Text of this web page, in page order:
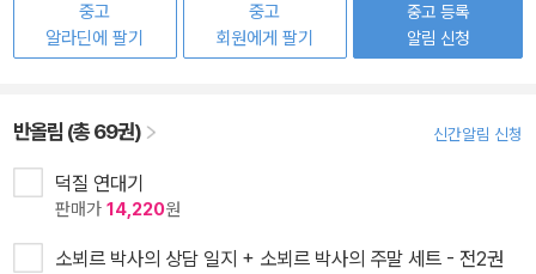
중고
알라딘에 팔기
중고
회원에게 팔기
중고 등록
알림 신청
반올림 (총 69권) 신간알림 신청
덕질 연대기
판매가 14,220원
소뵈르 박사의 상담 일지 + 소뵈르 박사의 주말 세트 - 전2권